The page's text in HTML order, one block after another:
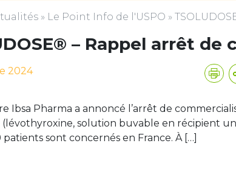
» Le Point Info de l'USPO »
– Rappel arrêt
2024
Ibsa Pharma a annoncé l’arrêt de
solution buvable en récipient
sont concernés en France. À […]